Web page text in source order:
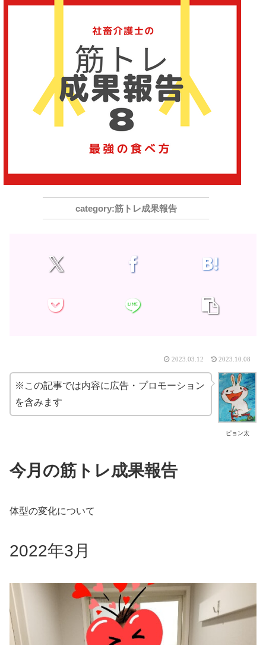
筋トレ成果報告
2023.03.12 2023.10.08
ピョン太
※この記事では内容に広告・プロモーション
を含みます
今月の筋トレ成果報告
体型の変化について
2022年3月